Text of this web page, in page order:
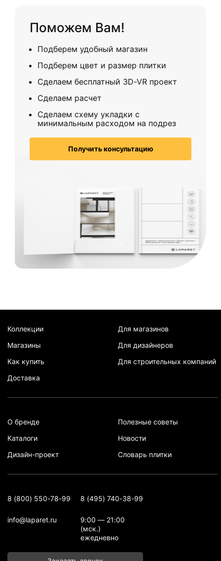
Поможем Вам!
Подберем удобный магазин
Подберем цвет и размер плитки
Сделаем бесплатный 3D-VR проект
Сделаем расчет
Сделаем схему укладки с
минимальным расходом на подрез
Получить консультацию
Коллекции
Магазины
Как купить
Доставка
Для магазинов
Для дизайнеров
Для строительных компаний
О бренде
Каталоги
Дизайн-проект
Полезные советы
Новости
Словарь плитки
8 (800) 550-78-99 8 (495) 740-38-99
info@laparet.ru
9:00 — 21:00
(мск.)
ежедневно